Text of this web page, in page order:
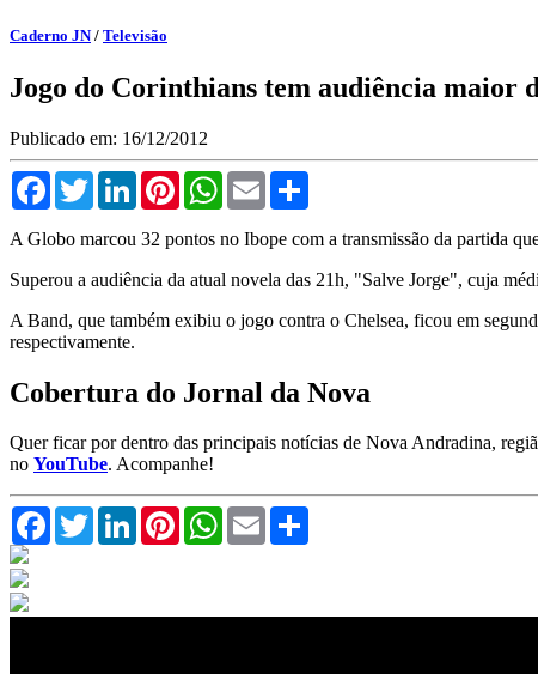
Caderno JN/ Televisão
Jogo do Corinthians tem audiência maior
Publicado em: 16/12/2012
FacebookTwitterLinkedInPinterestWhatsApp
Email
A Globo marcou 32 pontos no Ibope com a transmissão da partida
Superou a audiência da atual novela das 21h, "Salve Jorge", cuja
A Band, que também exibiu o jogo contra o Chelsea, ficou em
respectivamente.
Cobertura do Jornal da Nova
Quer ficar por dentro das principais notícias de Nova Andradina,
no YouTube. Acompanhe!
FacebookTwitterLinkedInPinterestWhatsApp
Email